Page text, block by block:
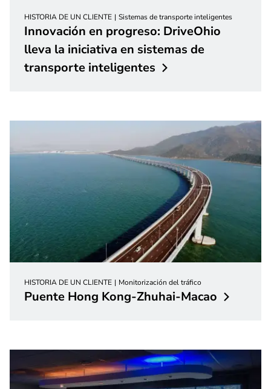
HISTORIA DE UN CLIENTE Sistemas de transporte inteligentes
Innovación en progreso: DriveOhio
lleva la iniciativa en sistemas de
transporte inteligentes
HISTORIA DE UN CLIENTE Monitorización del tráfico
Puente Hong Kong-Zhuhai-Macao